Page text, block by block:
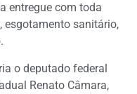
entregue com toda
esgotamento sanitário,
o deputado federal
Renato Câmara,